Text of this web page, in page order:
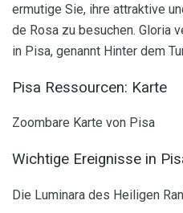
ermutige Sie, ihre attraktive
de Rosa zu besuchen. Gloria
in Pisa, genannt Hinter dem
Pisa Ressourcen: Karte
Zoombare Karte von Pisa
Wichtige Ereignisse in
Die Luminara des Heiligen